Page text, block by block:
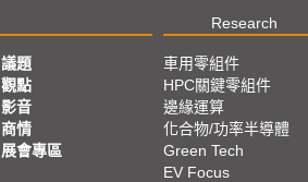
Research
議題
觀點
影音
商情
展會專區
車用零組件
HPC關鍵零組件
邊緣運算
化合物/功率半導體
Green Tech
EV Focus